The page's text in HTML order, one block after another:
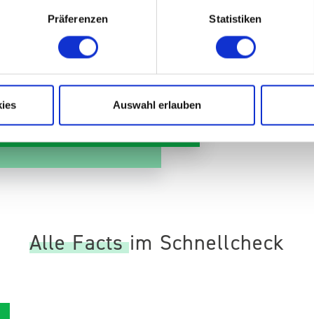
Präferenzen Statistiken
Auswahl erlauben
L
Alle Facts im Schnellcheck